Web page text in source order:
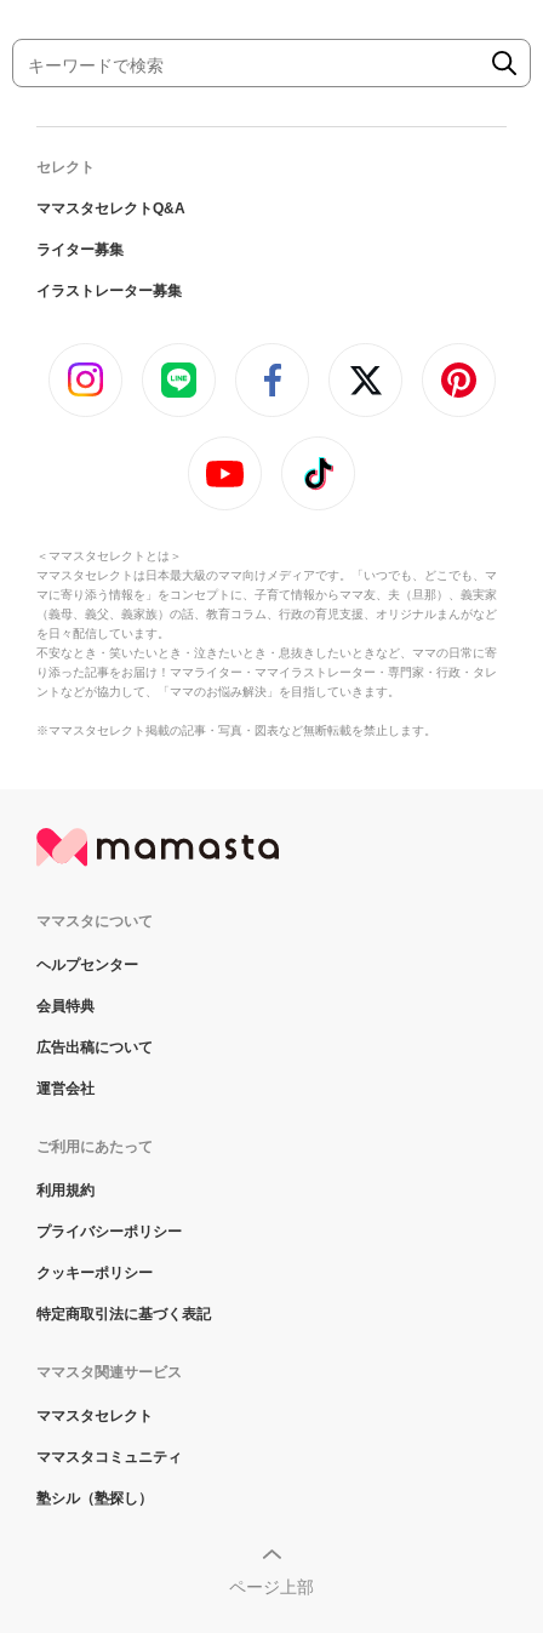
セレクト
ママスタセレクトQ&A
ライター募集
イラストレーター募集
＜ママスタセレクトとは＞
ママスタセレクトは日本最大級のママ向けメディアです。「いつでも、どこでも、マ
マに寄り添う情報を」をコンセプトに、子育て情報からママ友、夫（旦那）、義実家
（義母、義父、義家族）の話、教育コラム、行政の育児支援、オリジナルまんがなど
を日々配信しています。
不安なとき・笑いたいとき・泣きたいとき・息抜きしたいときなど、ママの日常に寄
り添った記事をお届け！ママライター・ママイラストレーター・専門家・行政・タレ
ントなどが協力して、「ママのお悩み解決」を目指していきます。
※ママスタセレクト掲載の記事・写真・図表など無断転載を禁止します。
ママスタについて
ヘルプセンター
会員特典
広告出稿について
運営会社
ご利用にあたって
利用規約
プライバシーポリシー
クッキーポリシー
特定商取引法に基づく表記
ママスタ関連サービス
ママスタセレクト
ママスタコミュニティ
塾シル（塾探し）
ページ上部